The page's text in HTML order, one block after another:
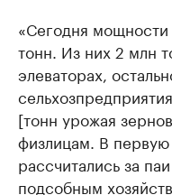
«Сегодня
тонн. Из них 2 млн
элеваторах,
[тонн урожая
физлицам. В
рассчитались за
подсобным